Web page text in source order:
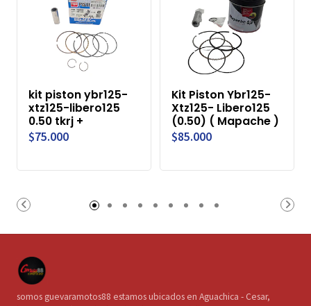
kit piston ybr125-
xtz125-libero125
0.50 tkrj +
$75.000
Kit Piston Ybr125-
Xtz125- Libero125
(0.50) ( Mapache )
$85.000
somos guevaramotos88 estamos ubicados en Aguachica - Cesar,